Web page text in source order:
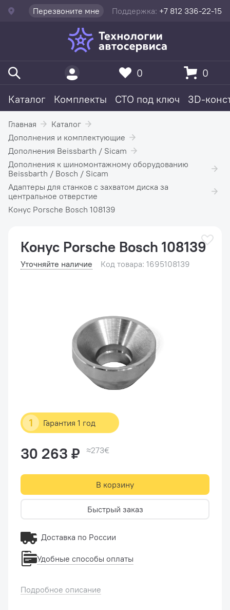
Перезвоните мне Поддержка: +7 812 336-22-15
Каталог Комплекты СТО под ключ 3D-
0 0
Главная
Каталог
Дополнения и комплектующие
Дополнения Beissbarth / Sicam
Дополнения к шиномонтажному оборудованию
Beissbarth / Bosch / Sicam
Адаптеры для станков с захватом диска за
центральное отверстие
Конус Porsche Bosch 108139
1 Гарантия 1 год
Конус Porsche Bosch 108139
Уточняйте наличие Код товара: 1695108139
Подробное описание
30 263 ₽ ≈273€
В корзину
Быстрый заказ
Доставка по России
Удобные способы оплаты